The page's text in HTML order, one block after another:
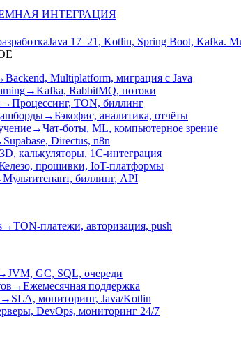
ИНТЕГРАЦИЯ
Java 17–21, Kotlin, Spring Boot, Kafka.
Backend, Multiplatform, миграция с Java
→Kafka, RabbitMQ, потоки
→Процессинг, TON, биллинг
→Бэкофис, аналитика, отчёты
→Чат-боты, ML, компьютерное зрение
Supabase, Directus, n8n
3D, калькуляторы, 1С-интеграция
прошивки, IoT-платформы
Мультитенант, биллинг, API
→TON-платежи, авторизация, push
JVM, GC, SQL, очереди
→Ежемесячная поддержка
→ SLA, мониторинг, Java/Kotlin
DevOps, мониторинг 24/7